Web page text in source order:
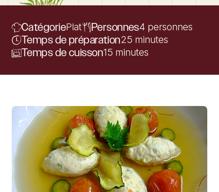
CatégoriePlat Personnes4 personnes
Temps de préparation25 minutes
Temps de cuisson15 minutes